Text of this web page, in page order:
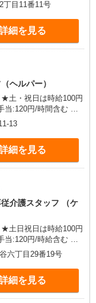
丁目11番11号
細を見る
ヘルパー）
当:120円/時間含む ※
る13
細を見る
介護スタッフ （ケ
当:120円/時給含む ※
る六丁目29番19号
細を見る